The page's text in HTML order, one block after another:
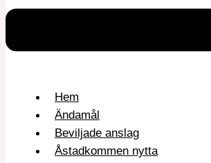
Hem
Ändamål
Beviljade anslag
Åstadkommen nytta